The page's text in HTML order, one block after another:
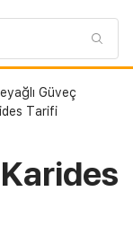
Güveç
Tarifi